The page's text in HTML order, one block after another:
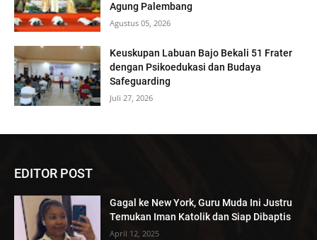
Agung Palembang
Agustus 05, 2026
Keuskupan Labuan Bajo Bekali 51 Frater
dengan Psikoedukasi dan Budaya
Safeguarding
Juli 27, 2026
EDITOR POST
Gagal ke New York, Guru Muda Ini Justru
Temukan Iman Katolik dan Siap Dibaptis
April 12, 2025